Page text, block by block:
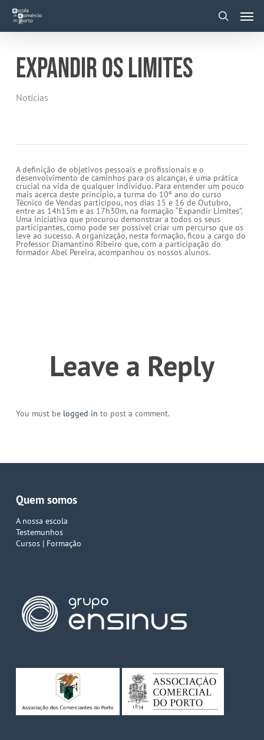
main
EXPANDIR OS LIMITES
Notícias
A definição de objetivos pessoais e profissionais e o
desenvolvimento de caminhos para os alcançar, é uma prática
crucial na vida de qualquer indivíduo. Para entender um pouco
mais acerca deste princípio, a turma do 10º ano do curso
Técnico de Vendas participou, nos dias 15 e 16 de Outubro,
entre as 14h15m e as 17h30m, na formação “Expandir Limites”.
Uma iniciativa que procurou demonstrar a todos os seus
participantes, como pode ser possível criar um percurso que os
leve ao sucesso. A organização, nesta formação, ficou a cargo do
Professor Diamantino Ribeiro que, com a participação do
formador Abel Pereira, acompanhou os nossos alunos.
Leave a Reply
You must be logged in to post a comment.
Quem somos
A nossa escola
Testemunhos
Cursos | Formação